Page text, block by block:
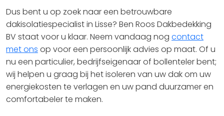
Dus bent u op zoek naar een betrouwbare
dakisolatiespecialist in Lisse? Ben Roos Dakbedekking
BV staat voor u klaar. Neem vandaag nog contact
met ons op voor een persoonlijk advies op maat. Of u
nu een particulier, bedrijfseigenaar of bollenteler bent;
wij helpen u graag bij het isoleren van uw dak om uw
energiekosten te verlagen en uw pand duurzamer en
comfortabeler te maken.